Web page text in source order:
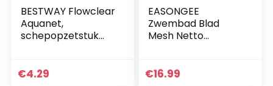
BESTWAY Flowclear
Aquanet,
schepopzetstuk
€4.29
EASONGEE
Zwembad Blad
Mesh Netto
Schoonmaaknet
€16.99